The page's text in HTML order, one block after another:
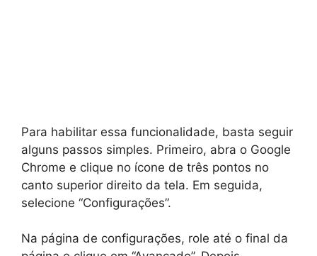
Para habilitar essa funcionalidade, basta seguir
alguns passos simples. Primeiro, abra o Google
Chrome e clique no ícone de três pontos no
canto superior direito da tela. Em seguida,
selecione “Configurações”.
Na página de configurações, role até o final da